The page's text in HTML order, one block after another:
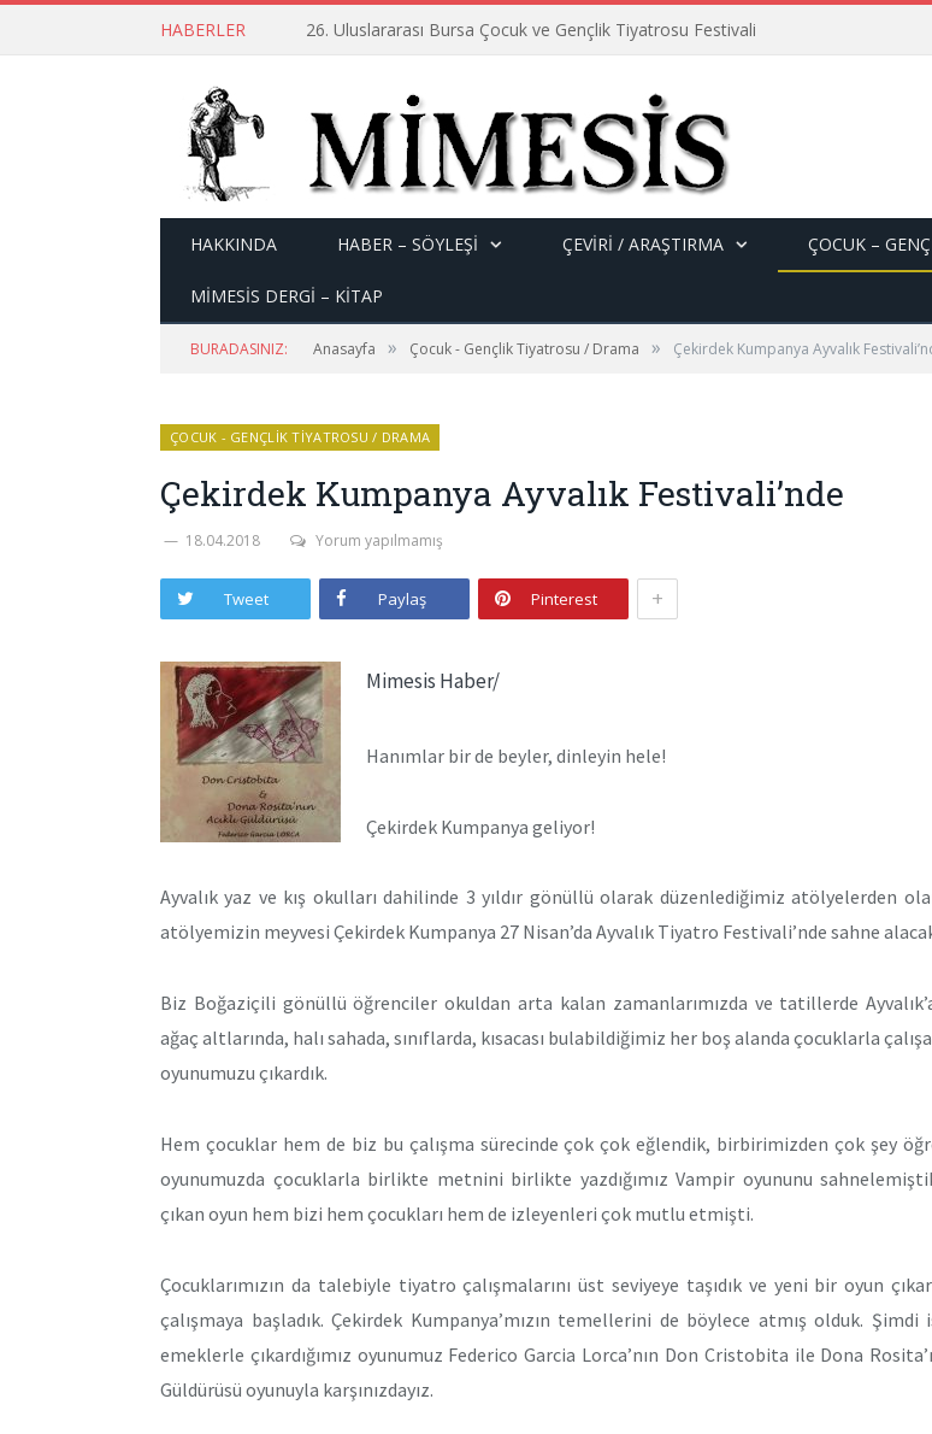
HABERLER 26. Uluslararası Bursa Çocuk ve Gençlik Tiyatrosu Festivali
HAKKINDA HABER – SÖYLEŞI ÇEVİRİ / ARAŞTIRMA ÇOCUK –
MİMESİS DERGİ – KİTAP
BURADASINIZ: Anasayfa » Çocuk - Gençlik Tiyatrosu / Drama » Çekirdek Kumpanya Ayvalık
ÇOCUK - GENÇLIK TIYATROSU / DRAMA
Çekirdek Kumpanya Ayvalık Festivali’nde
18.04.2018 Yorum yapılmamış
Tweet Paylaş Pinterest +
Mimesis Haber/
Hanımlar bir de beyler, dinleyin hele!
Çekirdek Kumpanya geliyor!
Ayvalık yaz ve kış okulları dahilinde 3 yıldır gönüllü olarak düzenlediğimiz atölyelerden
atölyemizin meyvesi Çekirdek Kumpanya 27 Nisan’da Ayvalık Tiyatro Festivali’nde sahne
Biz Boğaziçili gönüllü öğrenciler okuldan arta kalan zamanlarımızda ve tatillerde
ağaç altlarında, halı sahada, sınıflarda, kısacası bulabildiğimiz her boş alanda çocuklarla
oyunumuzu çıkardık.
Hem çocuklar hem de biz bu çalışma sürecinde çok çok eğlendik, birbirimizden çok şey
oyunumuzda çocuklarla birlikte metnini birlikte yazdığımız Vampir oyununu
çıkan oyun hem bizi hem çocukları hem de izleyenleri çok mutlu etmişti.
Çocuklarımızın da talebiyle tiyatro çalışmalarını üst seviyeye taşıdık ve yeni bir oyun
çalışmaya başladık. Çekirdek Kumpanya’mızın temellerini de böylece atmış olduk. Şimdi
emeklerle çıkardığımız oyunumuz Federico Garcia Lorca’nın Don Cristobita ile Dona
Güldürüsü oyunuyla karşınızdayız.